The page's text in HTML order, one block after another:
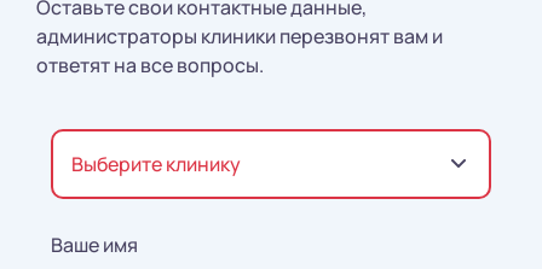
Оставьте свои контактные данные,
администраторы клиники перезвонят вам и
ответят на все вопросы.
Выберите клинику
Ваше имя